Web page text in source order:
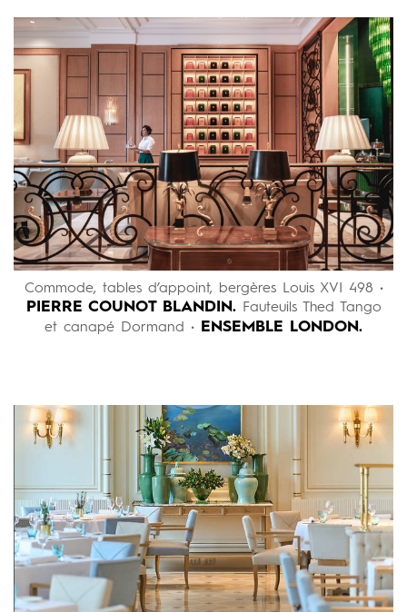
Commode, tables d’appoint, bergères Louis XVI 498 •
PIERRE COUNOT BLANDIN.Fauteuils Thed Tango
et canapé Dormand • ENSEMBLE LONDON.